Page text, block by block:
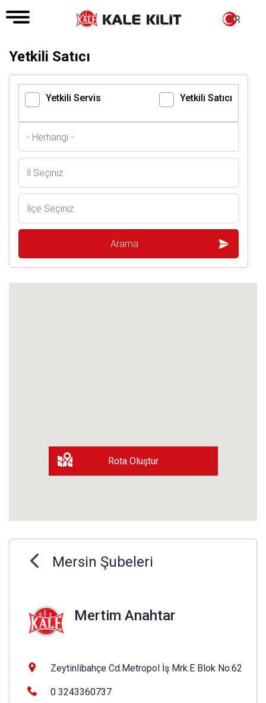
TR
Yetkili Satıcı
Yetkili Servis Yetkili Satıcı
Rota Oluştur
Mersin Şubeleri
Mertim Anahtar
Zeytinlibahçe Cd.Metropol İş Mrk.E Blok No:62
0 3243360737